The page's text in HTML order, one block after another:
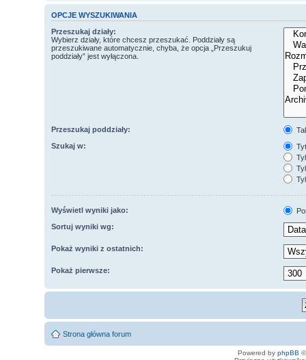
OPCJE WYSZUKIWANIA
Przeszukaj działy:
Wybierz działy, które chcesz przeszukać. Poddziały są
przeszukiwane automatycznie, chyba, że opcja „Przeszukuj
poddziały” jest wyłączona.
Przeszukaj poddziały:
Szukaj w:
Wyświetl wyniki jako:
Sortuj wyniki wg:
Pokaż wyniki z ostatnich:
Pokaż pierwsze:
Strona główna forum
Powered by phpBB